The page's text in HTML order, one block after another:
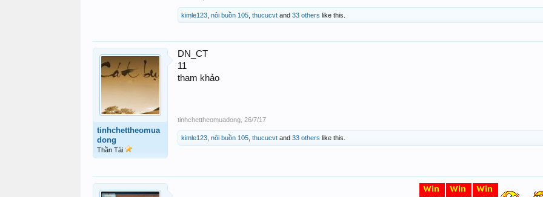
kimle123 nôi buồn 105 thucucvt and 33 others like this.
tinhchettheomua
dong
Thần Tài
DN_CT
11
tham khảo
tinhchettheomuadong 26/7/17
kimle123 nôi buồn 105 thucucvt and 33 others like this.